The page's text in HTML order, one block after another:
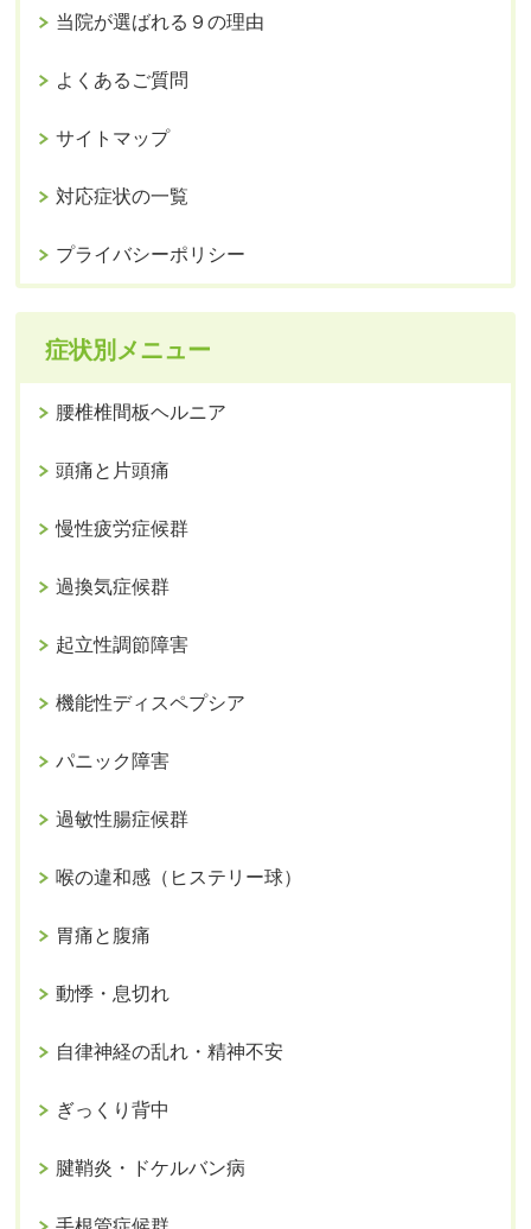
当院が選ばれる９の理由
よくあるご質問
サイトマップ
対応症状の一覧
プライバシーポリシー
症状別メニュー
腰椎椎間板ヘルニア
頭痛と片頭痛
慢性疲労症候群
過換気症候群
起立性調節障害
機能性ディスペプシア
パニック障害
過敏性腸症候群
喉の違和感（ヒステリー球）
胃痛と腹痛
動悸・息切れ
自律神経の乱れ・精神不安
ぎっくり背中
腱鞘炎・ドケルバン病